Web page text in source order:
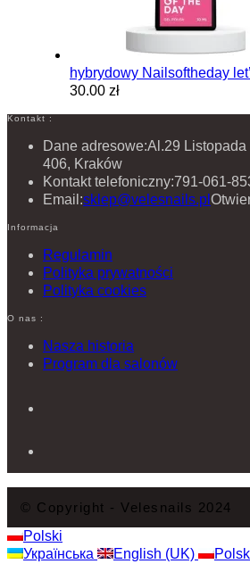
hybrydowy Nailsoftheday
30.00 zł
Kontakt :
Dane adresowe:Al.29
406, Kraków
Kontakt telefoniczny:791-061-
Email:sklep@velesnails.pl
Informacja
Regulamin
Polityka prywatności
Polityka cookies
O nas :
Nasza historia
Program dla salonów
© Copyright - Velesnails 2024
Polski
Українська
English (UK)